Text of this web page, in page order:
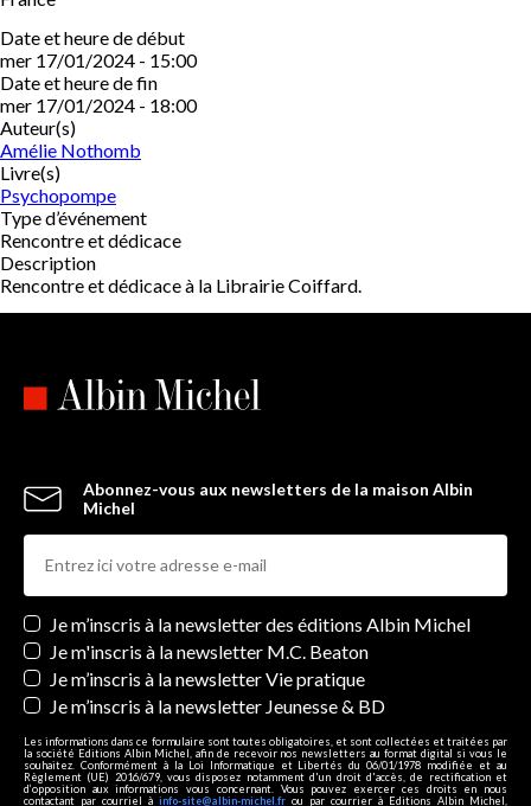
Date et heure de début
mer 17/01/2024 - 15:00
Date et heure de fin
mer 17/01/2024 - 18:00
Auteur(s)
Amélie Nothomb
Livre(s)
Psychopompe
Type d’événement
Rencontre et dédicace
Description
Rencontre et dédicace à la Librairie Coiffard.
Abonnez-vous aux newsletters de la maison Albin
Michel
Newsletters
Je m’inscris à la newsletter des éditions Albin Michel
Je m'inscris à la newsletter M.C. Beaton
Je m’inscris à la newsletter Vie pratique
Je m’inscris à la newsletter Jeunesse & BD
Les informations dans ce formulaire sont toutes obligatoires, et sont collectées et traitées par
la société Editions Albin Michel, afin de recevoir nos newsletters au format digital si vous le
souhaitez. Conformément à la Loi Informatique et Libertés du 06/01/1978 modifiée et au
Règlement (UE) 2016/679, vous disposez notamment d'un droit d'accès, de rectification et
d’opposition aux informations vous concernant. Vous pouvez exercer ces droits en nous
contactant par courriel à info-site@albin-michel.fr ou par courrier à Editions Albin Michel,